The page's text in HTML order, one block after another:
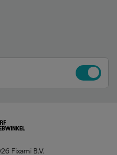
Fixami B.V.